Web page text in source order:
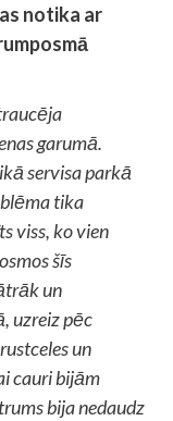
notika ar
garumā.
servisa parkā
tika
viss, ko vien
šīs
un
uzreiz pēc
un
cauri bijām
bija nedaudz